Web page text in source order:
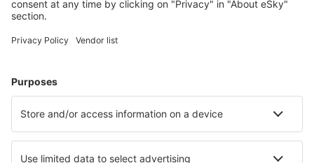
Unterkünfte, die Sie mögen
Hütten, Apartments und andere.
Hotels in Nigeria - Beliebte Städte
Hotels in Abuja Hotels in Ibadan